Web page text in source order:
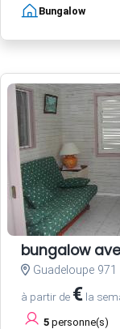
Bungalow
bungalow
Guadeloupe 971
à partir de € la
5 personne(s)